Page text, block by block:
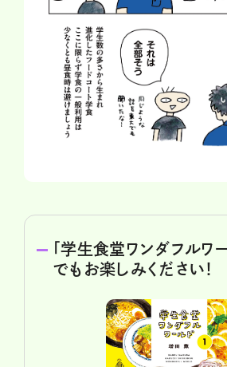
「学生食堂ワンダフルワ
でもお楽しみください！